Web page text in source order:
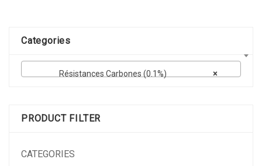
Categories
×
Résistances Carbones (0.1%)
PRODUCT FILTER
CATEGORIES